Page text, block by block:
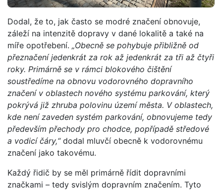
Dodal, že to, jak často se modré značení obnovuje,
záleží na intenzitě dopravy v dané lokalitě a také na
míře opotřebení. „Obecně se pohybuje přibližně od
přeznačení jedenkrát za rok až jedenkrát za tři až čtyři
roky. Primárně se v rámci blokového čištění
soustředíme na obnovu vodorovného dopravního
značení v oblastech nového systému parkování, který
pokrývá již zhruba polovinu území města. V oblastech,
kde není zaveden systém parkování, obnovujeme tedy
především přechody pro chodce, popřípadě středové
a vodicí čáry,“ dodal mluvčí obecně k vodorovnému
značení jako takovému.
Každý řidič by se měl primárně řídit dopravními
značkami – tedy svislým dopravním značením. Tyto